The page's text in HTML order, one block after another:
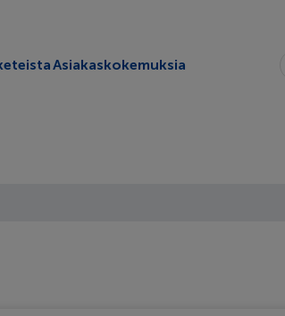
Asiakaskokemuksia